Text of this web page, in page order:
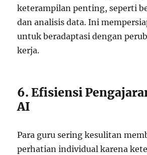
keterampilan penting, seperti
dan analisis data. Ini
untuk beradaptasi dengan
kerja.
6. Efisiensi
AI
Para guru sering kesulitan
perhatian individual karena